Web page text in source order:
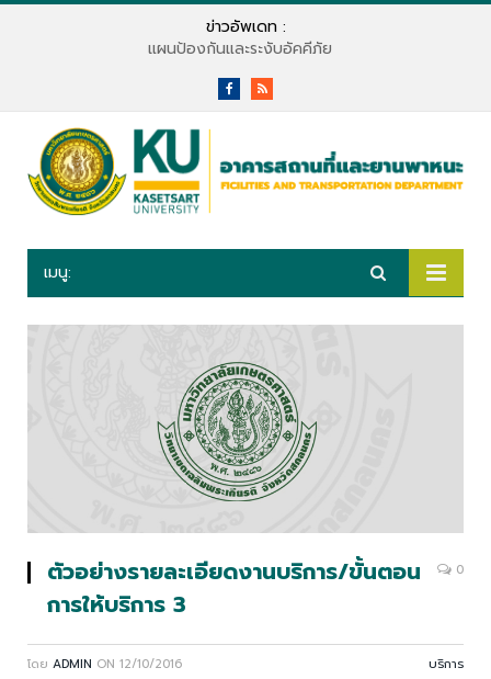
ข่าวอัพเดท :
แผนป้องกันและระงับอัคคีภัย
FacebookRSS
เมนู:
ตัวอย่างรายละเอียดงานบริการ/ขั้นตอน
การให้บริการ 3
0
โดย ADMIN ON 12/10/2016 บริการ